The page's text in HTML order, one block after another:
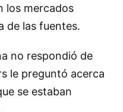
los mercados
de las fuentes.
no respondió de
le preguntó acerca
se estaban